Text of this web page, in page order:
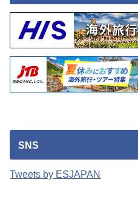
SNS
Tweets by ESJAPAN